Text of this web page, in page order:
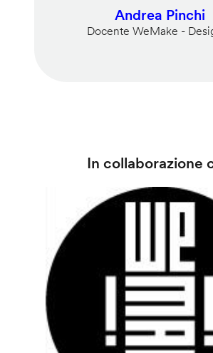
Andrea Pinchi
Docente WeMake -
In collaborazione